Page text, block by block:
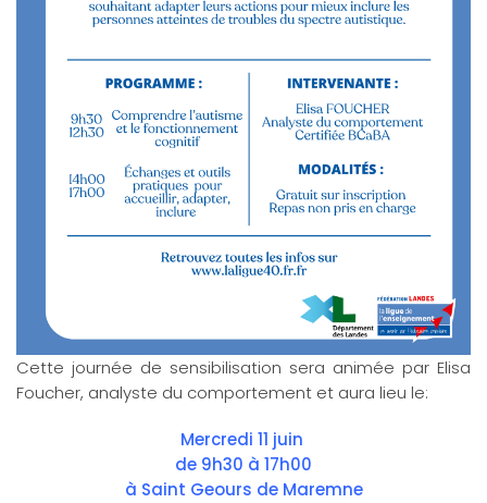
Cette journée de sensibilisation sera animée par Elisa
Foucher, analyste du comportement et aura lieu le:
Mercredi 11 juin
de 9h30 à 17h00
à Saint Geours de Maremne